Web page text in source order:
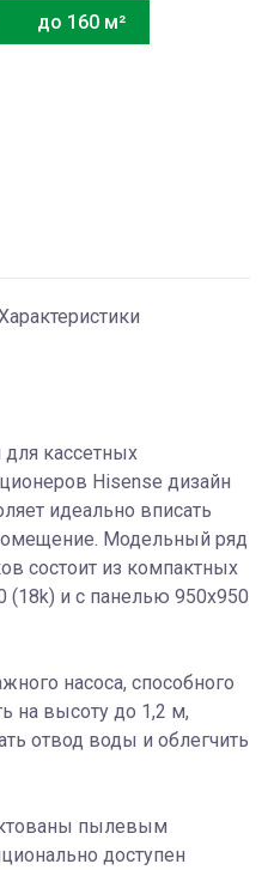
до 160 м²
кассетных
Hisense дизайн
идеально вписать
Модельный ряд
состоит из компактных
(18k) и с панелью 950х950
насоса, способного
на высоту до 1,2 м,
отвод воды и облегчить
пылевым
доступен